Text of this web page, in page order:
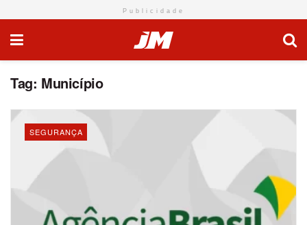
Publicidade
Tag: Município
SEGURANÇA